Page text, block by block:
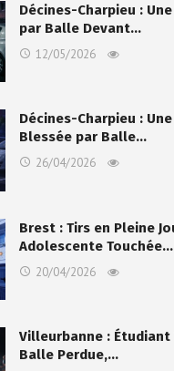
Décines-Charpieu :
par Balle Devant…
12/05/2026
Décines-Charpieu :
Blessée par Balle…
26/04/2026
Brest : Tirs en Pleine
Adolescente Touchée…
20/04/2026
Villeurbanne : Étudiant
Balle Perdue,…